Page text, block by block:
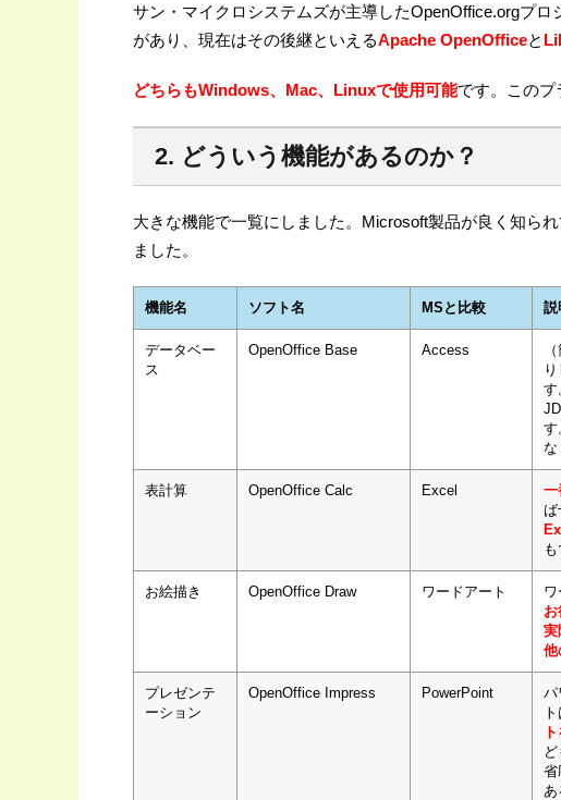
サン・マイクロシステムズが主導したOpenOffice.orgプ
があり、現在はその後継といえるApache OpenOfficeと
どちらもWindows、Mac、Linuxで使用可能です。このプ
2. どういう機能があるのか？
大きな機能で一覧にしました。Microsoft製品が良く知ら
ました。
機能名 ソフト名 MSと比較 説
データベー
ス
OpenOffice Base Access
す
す
な
表計算 OpenOffice Calc Excel 一
ば
も
お絵描き OpenOffice Draw ワードアート ワ
お
実
他
プレゼンテ
ーション
OpenOffice Impress PowerPoint
パ
ど
省
あ